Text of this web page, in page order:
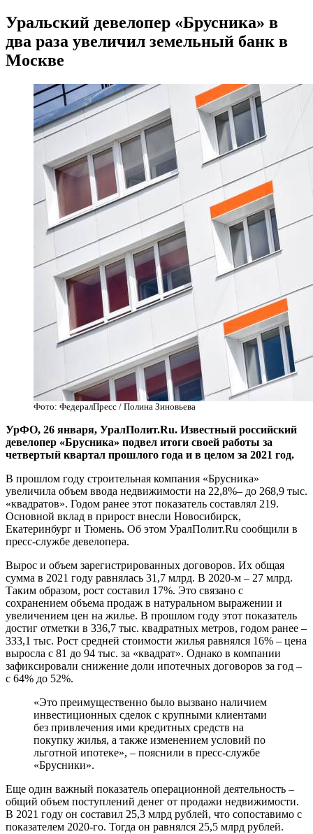
Уральский девелопер «Брусника» в
два раза увеличил земельный банк в
Москве
Фото: ФедералПресс / Полина Зиновьева
​УрФО, 26 января, УралПолит.Ru. Известный российский
девелопер «Брусника» подвел итоги своей работы за
четвертый квартал прошлого года и в целом за 2021 год.
В прошлом году строительная компания «Брусника»
увеличила объем ввода недвижимости на 22,8%– до 268,9 тыс.
«квадратов». Годом ранее этот показатель составлял 219.
Основной вклад в прирост внесли Новосибирск,
Екатеринбург и Тюмень. Об этом УралПолит.Ru сообщили в
пресс-службе девелопера.
Вырос и объем зарегистрированных договоров. Их общая
сумма в 2021 году равнялась 31,7 млрд. В 2020-м – 27 млрд.
Таким образом, рост составил 17%. Это связано с
сохранением объема продаж в натуральном выражении и
увеличением цен на жилье. В прошлом году этот показатель
достиг отметки в 336,7 тыс. квадратных метров, годом ранее –
333,1 тыс. Рост средней стоимости жилья равнялся 16% – цена
выросла с 81 до 94 тыс. за «квадрат». Однако в компании
зафиксировали снижение доли ипотечных договоров за год –
с 64% до 52%.
«Это преимущественно было вызвано наличием
инвестиционных сделок с крупными клиентами
без привлечения ими кредитных средств на
покупку жилья, а также изменением условий по
льготной ипотеке», – пояснили в пресс-службе
«Брусники».
Еще один важный показатель операционной деятельность –
общий объем поступлений денег от продажи недвижимости.
В 2021 году он составил 25,3 млрд рублей, что сопоставимо с
показателем 2020-го. Тогда он равнялся 25,5 млрд рублей.